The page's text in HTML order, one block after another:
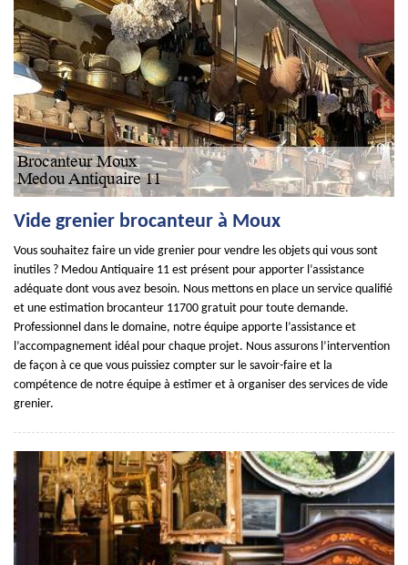
Vide grenier brocanteur à Moux
Vous souhaitez faire un vide grenier pour vendre les objets qui vous sont
inutiles ? Medou Antiquaire 11 est présent pour apporter l’assistance
adéquate dont vous avez besoin. Nous mettons en place un service qualifié
et une estimation brocanteur 11700 gratuit pour toute demande.
Professionnel dans le domaine, notre équipe apporte l’assistance et
l’accompagnement idéal pour chaque projet. Nous assurons l’intervention
de façon à ce que vous puissiez compter sur le savoir-faire et la
compétence de notre équipe à estimer et à organiser des services de vide
grenier.